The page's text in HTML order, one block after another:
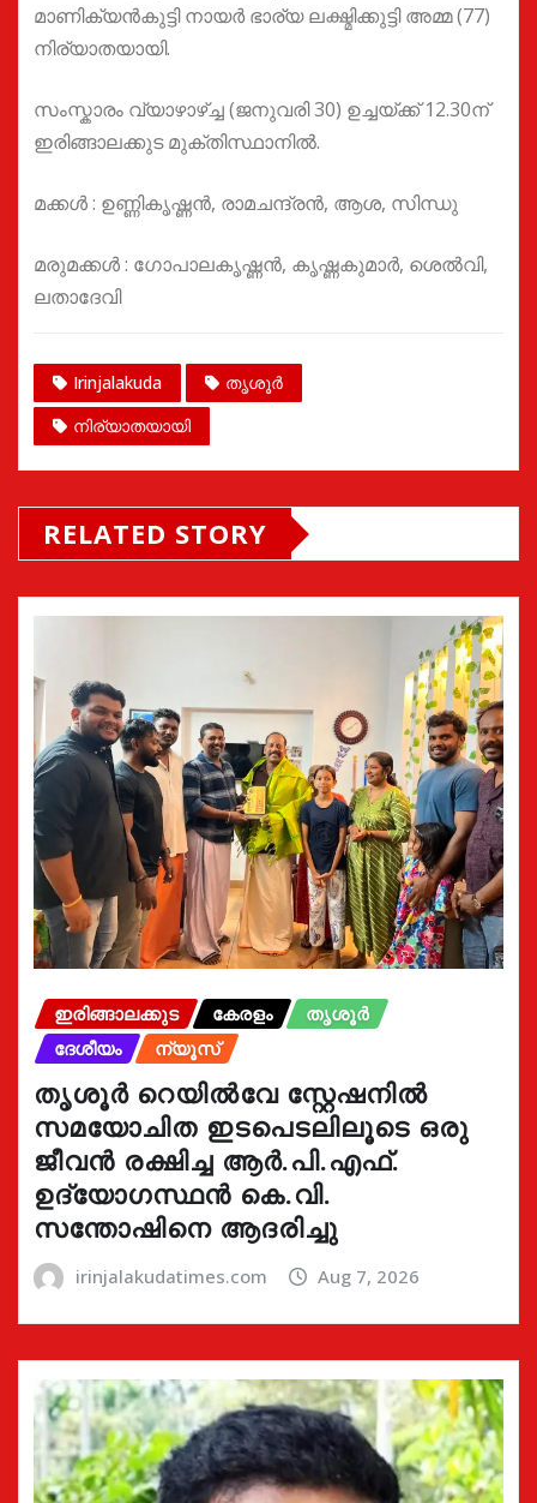
മാണിക്യൻകുട്ടി നായർ ഭാര്യ ലക്ഷ്മിക്കുട്ടി അമ്മ (77)
നിര്യാതയായി.
സംസ്കാരം വ്യാഴാഴ്ച്ച (ജനുവരി 30) ഉച്ചയ്ക്ക് 12.30ന്
ഇരിങ്ങാലക്കുട മുക്തിസ്ഥാനിൽ.
മക്കൾ : ഉണ്ണികൃഷ്ണൻ, രാമചന്ദ്രൻ, ആശ, സിന്ധു
മരുമക്കൾ : ഗോപാലകൃഷ്ണൻ, കൃഷ്ണകുമാർ, ശെൽവി,
ലതാദേവി
Irinjalakuda
തൃശൂർ
നിര്യാതയായി
RELATED STORY
ഇരിങ്ങാലക്കുട കേരളം
തൃശൂർ
ദേശീയം
ന്യൂസ്
തൃശൂർ റെയിൽവേ സ്റ്റേഷനിൽ
സമയോചിത ഇടപെടലിലൂടെ ഒരു
ജീവൻ രക്ഷിച്ച ആർ.പി.എഫ്.
ഉദ്യോഗസ്ഥൻ കെ.വി.
സന്തോഷിനെ ആദരിച്ചു
irinjalakudatimes.com Aug 7, 2026